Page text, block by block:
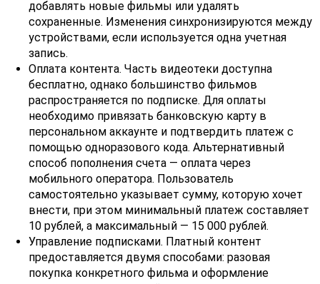
добавлять новые фильмы или удалять
сохраненные. Изменения синхронизируются между
устройствами, если используется одна учетная
запись.
Оплата контента. Часть видеотеки доступна
бесплатно, однако большинство фильмов
распространяется по подписке. Для оплаты
необходимо привязать банковскую карту в
персональном аккаунте и подтвердить платеж с
помощью одноразового кода. Альтернативный
способ пополнения счета — оплата через
мобильного оператора. Пользователь
самостоятельно указывает сумму, которую хочет
внести, при этом минимальный платеж составляет
10 рублей, а максимальный — 15 000 рублей.
Управление подписками. Платный контент
предоставляется двумя способами: разовая
покупка конкретного фильма и оформление